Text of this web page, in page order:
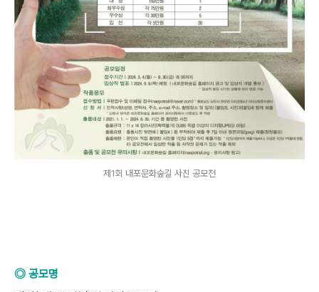
제1회 내포문화숲길 사진 공모전
◎ 공모명